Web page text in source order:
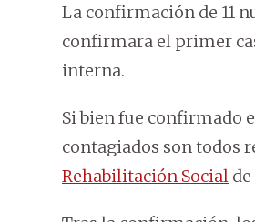
La confirmación de 11
confirmara el primer
interna.
Si bien fue confirmado
contagiados son todos
Rehabilitación Social